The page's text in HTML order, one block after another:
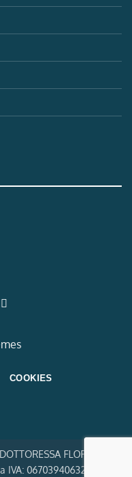
COOKIES
FLORINDA
IVA: 06703940632